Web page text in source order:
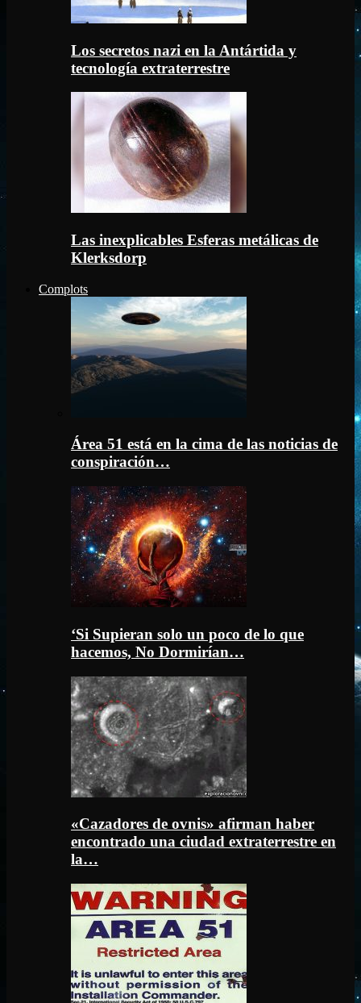
Los secretos nazi en la Antártida y
tecnología extraterrestre
Las inexplicables Esferas metálicas de
Klerksdorp
Complots
Área 51 está en la cima de las noticias de
conspiración…
‘Si Supieran solo un poco de lo que
hacemos, No Dormirían…
«Cazadores de ovnis» afirman haber
encontrado una ciudad extraterrestre en
la…